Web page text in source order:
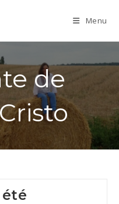
Menu
de